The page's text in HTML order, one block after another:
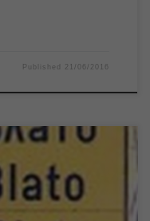
Published 21/06/2016
Зрењанин на
уторак 21.06.2016.
електричном